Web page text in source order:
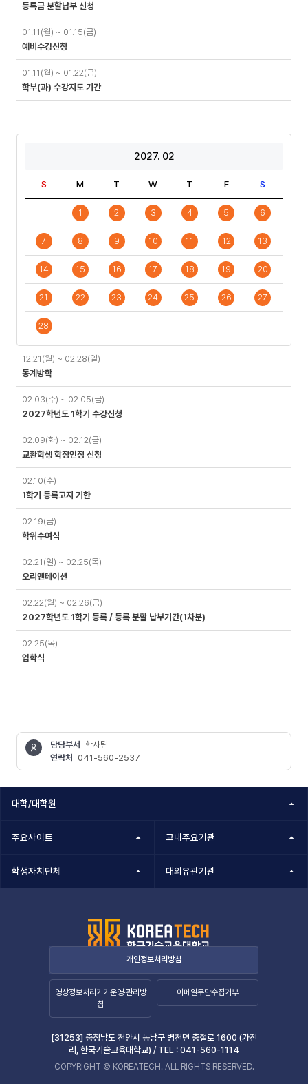
등록금 분할납부 신청
01.11(월) ~ 01.15(금)
예비수강신청
01.11(월) ~ 01.22(금)
학부(과) 수강지도 기간
2027. 02
S M T W T F S
1 2 3 4 5 6
7 8 9 10 11 12 13
14 15 16 17 18 19 20
21 22 23 24 25 26 27
28
정
12.21(월) ~ 02.28(일)
동계방학
02.03(수) ~ 02.05(금)
2027학년도 1학기 수강신청
02.09(화) ~ 02.12(금)
교환학생 학점인정 신청
02.10(수)
1학기 등록고지 기한
02.19(금)
학위수여식
02.21(일) ~ 02.25(목)
오리엔테이션
02.22(월) ~ 02.26(금)
2027학년도 1학기 등록 / 등록 분할 납부기간(1차분)
02.25(목)
입학식
담당부서 학사팀
연락처
041-560-2537
대학/대학원
주요사이트 교내주요기관
학생자치단체 대외유관기관
개인정보처리방침
영상정보처리기기운영·관리방
침
이메일무단수집거부
[31253] 충청남도 천안시 동남구 병천면 충절로 1600 (가전
리, 한국기술교육대학교) / TEL : 041-560-1114
COPYRIGHT © KOREATECH. ALL RIGHTS RESERVED.